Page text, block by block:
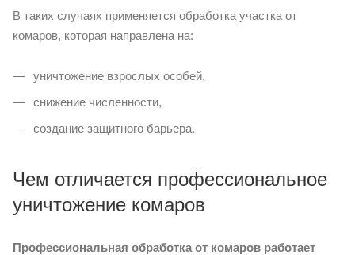
В таких случаях применяется обработка участка от
комаров, которая направлена на:
уничтожение взрослых особей,
снижение численности,
создание защитного барьера.
Чем отличается профессиональное
уничтожение комаров
Профессиональная обработка от комаров работает